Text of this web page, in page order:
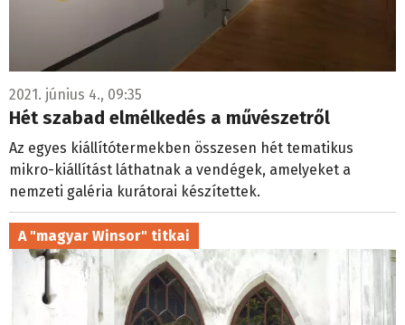
2021. június 4., 09:35
Hét szabad elmélkedés a művészetről
Az egyes kiállítótermekben összesen hét tematikus
mikro-kiállítást láthatnak a vendégek, amelyeket a
nemzeti galéria kurátorai készítettek.
A "magyar Winsor" titkai